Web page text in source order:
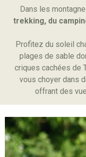
Dans les
trekking, du
Profitez du soleil
plages de sable
criques cachées de
vous choyer dans
offrant des